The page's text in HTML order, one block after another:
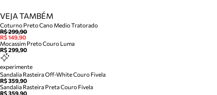
VEJA TAMBÉM
Coturno Preto Cano Medio Tratorado
R$ 299,90
R$ 149,90
Mocassim Preto Couro Luma
R$ 299,90
experimente
Sandalia Rasteira Off-White Couro Fivela
R$ 359,90
Sandalia Rasteira Preta Couro Fivela
R$ 359,90